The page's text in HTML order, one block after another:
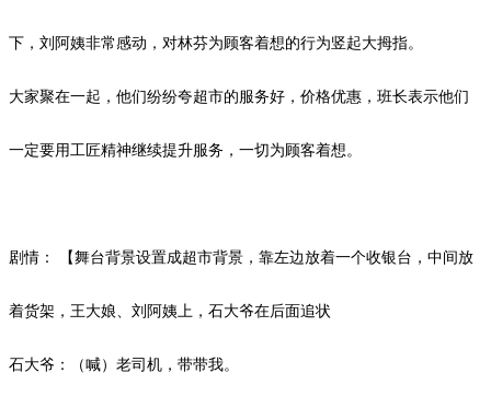
下，刘阿姨非常感动，对林芬为顾客着想的行为竖起大拇指。
大家聚在一起，他们纷纷夸超市的服务好，价格优惠，班长表示他们
一定要用工匠精神继续提升服务，一切为顾客着想。
剧情： 【舞台背景设置成超市背景，靠左边放着一个收银台，中间放
着货架，王大娘、刘阿姨上，石大爷在后面追状
石大爷：（喊）老司机，带带我。